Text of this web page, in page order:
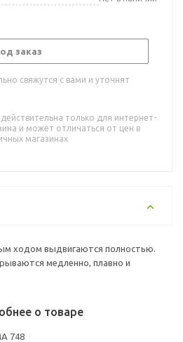
заказ
свяжутся с вами и уточнят
только для интернет-
и может отличаться от цен в
магазинах
ходом выдвигаются полностью.
медленно, плавно и
о товаре
748